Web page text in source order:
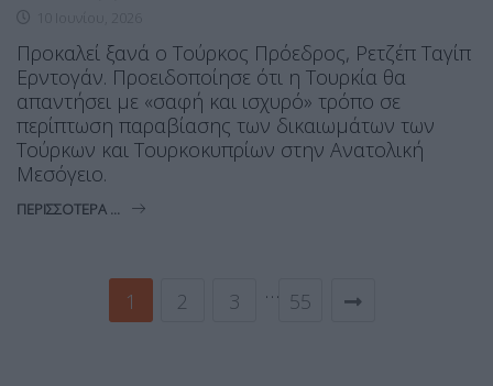
Προκαλεί ξανά ο Τούρκος Πρόεδρος, Ρετζέπ Ταγίπ
Ερντογάν. Προειδοποίησε ότι η Τουρκία θα
απαντήσει με «σαφή και ισχυρό» τρόπο σε
περίπτωση παραβίασης των δικαιωμάτων των
Τούρκων και Τουρκοκυπρίων στην Ανατολική
Μεσόγειο.
ΠΕΡΙΣΣΌΤΕΡΑ ...
1 2 3 … 55